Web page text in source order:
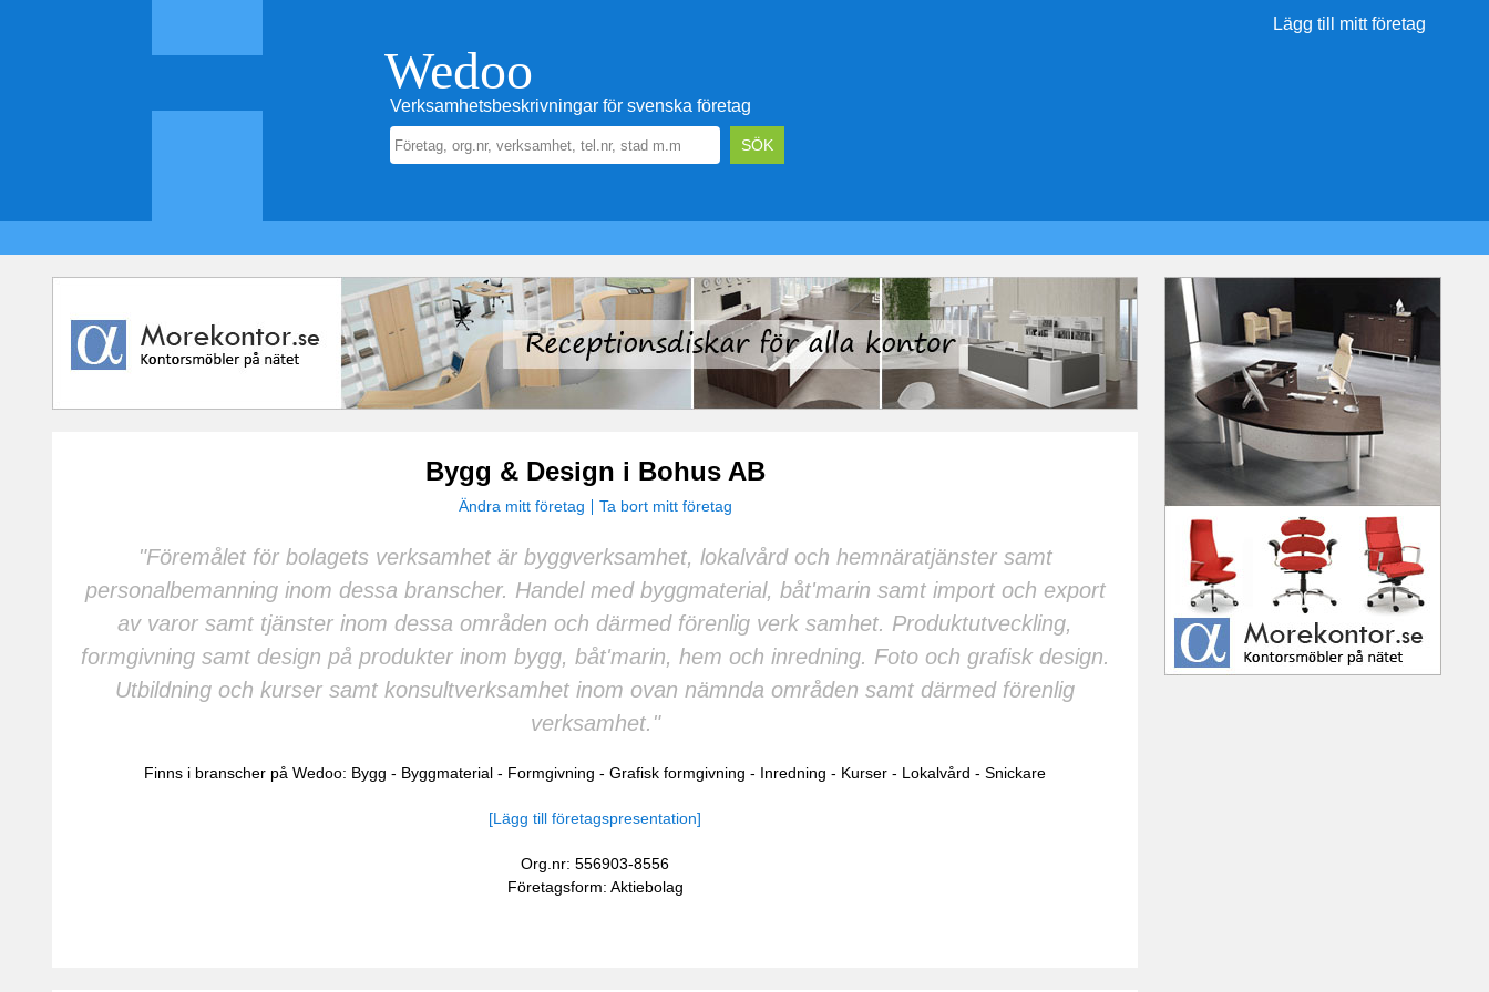
Lägg till mitt företag
Wedoo
Verksamhetsbeskrivningar för svenska företag
Bygg & Design i Bohus AB
Ändra mitt företag Ta bort mitt företag
"Föremålet för bolagets verksamhet är byggverksamhet, lokalvård och hemnäratjänster samt
personalbemanning inom dessa branscher. Handel med byggmaterial, båt'marin samt import och export
av varor samt tjänster inom dessa områden och därmed förenlig verk samhet. Produktutveckling,
formgivning samt design på produkter inom bygg, båt'marin, hem och inredning. Foto och grafisk design.
Utbildning och kurser samt konsultverksamhet inom ovan nämnda områden samt därmed förenlig
verksamhet."
Finns i branscher på Wedoo: Bygg - Byggmaterial - Formgivning - Grafisk formgivning - Inredning - Kurser - Lokalvård - Snickare
[Lägg till företagspresentation]
Org.nr: 556903-8556
Företagsform: Aktiebolag